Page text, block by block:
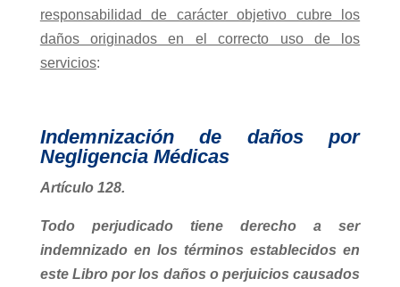
responsabilidad de carácter objetivo cubre los
daños originados en el correcto uso de los
servicios:
Indemnización de daños por
Negligencia Médicas
Artículo 128.
Todo perjudicado tiene derecho a ser
indemnizado en los términos establecidos en
este Libro por los daños o perjuicios causados